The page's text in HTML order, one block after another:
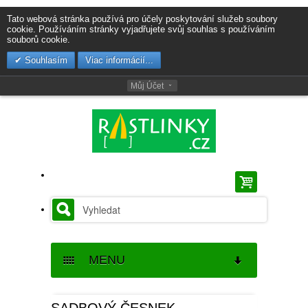
Tato webová stránka používá pro účely poskytování služeb soubory
cookie. Používáním stránky vyjadřujete svůj souhlas s používáním
souborů cookie.
Souhlasím
Viac informácií...
Můj Účet
MENU